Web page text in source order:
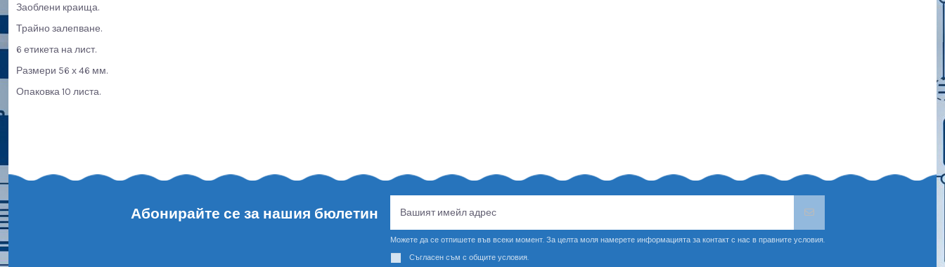
Заоблени краища.
Трайно залепване.
6 етикета на лист.
Размери 56 х 46 мм.
Опаковка 10 листа.
Абонирайте се за нашия бюлетин
Можете да се отпишете във всеки момент. За целта моля намерете информацията за контакт с нас в правните условия.
Съгласен съм с общите условия.